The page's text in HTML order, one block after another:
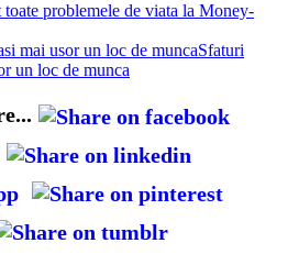
problemele de viata la Money-
Sfaturi
un loc de munca